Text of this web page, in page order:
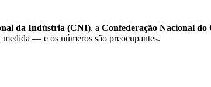
da Indústria (CNI), a Confederação Nacional
— e os números são preocupantes.